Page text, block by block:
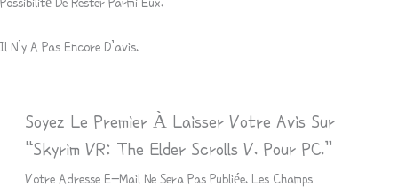
Il N’y A Pas Encore D’avis.
Soyez Le Premier À Laisser Votre Avis Sur
“Skyrim VR: The Elder Scrolls V. Pour PC.”
Votre Adresse E-Mail Ne Sera Pas Publiée. Les Champs